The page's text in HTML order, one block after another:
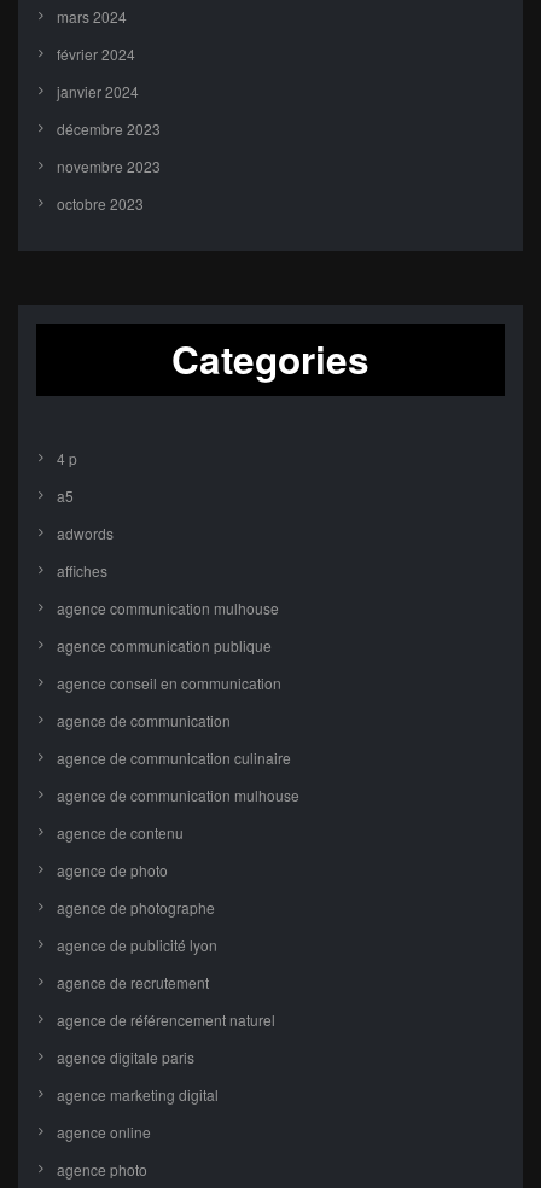
mars 2024
février 2024
janvier 2024
décembre 2023
novembre 2023
octobre 2023
Categories
4 p
a5
adwords
affiches
agence communication mulhouse
agence communication publique
agence conseil en communication
agence de communication
agence de communication culinaire
agence de communication mulhouse
agence de contenu
agence de photo
agence de photographe
agence de publicité lyon
agence de recrutement
agence de référencement naturel
agence digitale paris
agence marketing digital
agence online
agence photo